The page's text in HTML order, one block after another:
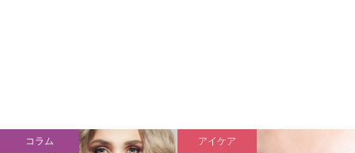
コラム アイケア